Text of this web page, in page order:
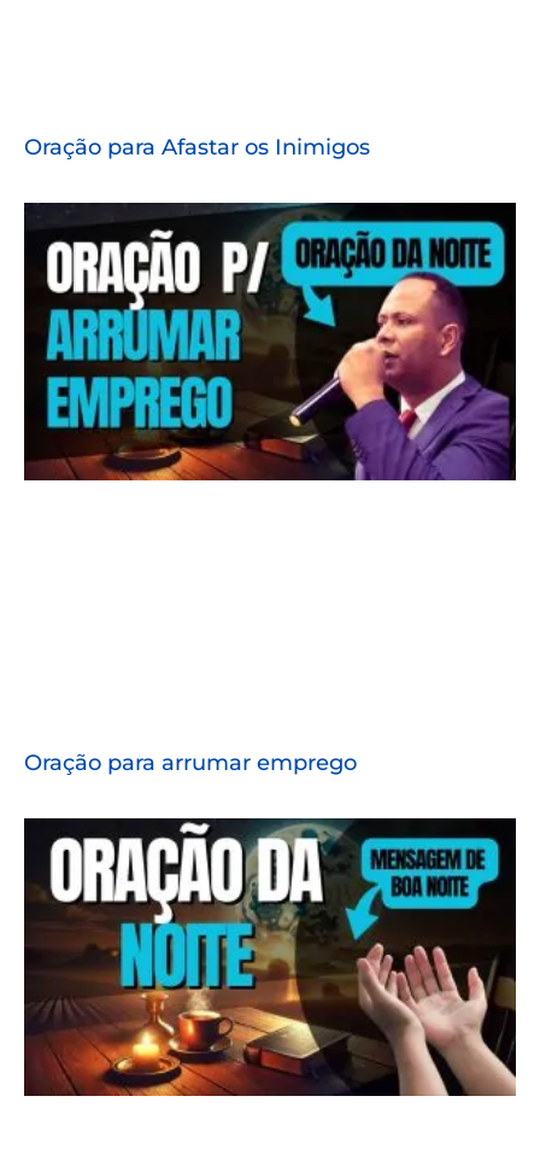
Oração para Afastar os Inimigos
Oração para arrumar emprego